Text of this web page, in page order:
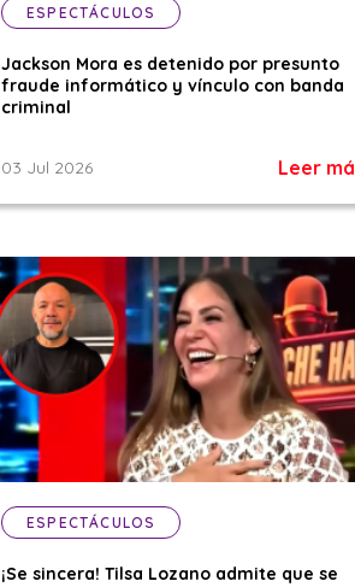
ESPECTÁCULOS
Jackson Mora es detenido por presunto
fraude informático y vínculo con banda
criminal
03 Jul 2026 Leer
ESPECTÁCULOS
¡Se sincera! Tilsa Lozano admite que se